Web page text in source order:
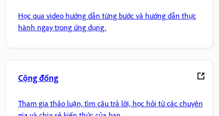
Học qua video hướng dẫn từng bước và hướng dẫn thực
hành ngay trong ứng dụng.
Cộng đồng
Tham gia thảo luận, tìm câu trả lời, học hỏi từ các chuyên